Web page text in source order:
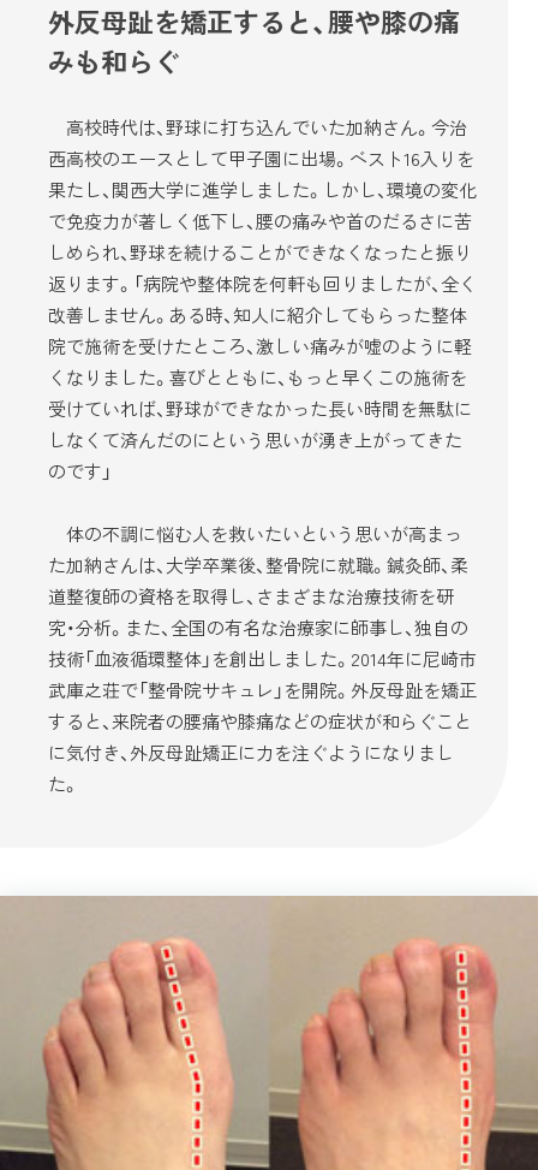
外反母趾を矯正すると、腰や膝の痛
みも和らぐ
高校時代は、野球に打ち込んでいた加納さん。今治
西高校のエースとして甲子園に出場。ベスト16入りを
果たし、関西大学に進学しました。しかし、環境の変化
で免疫力が著しく低下し、腰の痛みや首のだるさに苦
しめられ、野球を続けることができなくなったと振り
返ります。「病院や整体院を何軒も回りましたが、全く
改善しません。ある時、知人に紹介してもらった整体
院で施術を受けたところ、激しい痛みが嘘のように軽
くなりました。喜びとともに、もっと早くこの施術を
受けていれば、野球ができなかった長い時間を無駄に
しなくて済んだのにという思いが湧き上がってきた
のです」
体の不調に悩む人を救いたいという思いが高まっ
た加納さんは、大学卒業後、整骨院に就職。鍼灸師、柔
道整復師の資格を取得し、さまざまな治療技術を研
究・分析。また、全国の有名な治療家に師事し、独自の
技術「血液循環整体」を創出しました。2014年に尼崎市
武庫之荘で「整骨院サキュレ」を開院。外反母趾を矯正
すると、来院者の腰痛や膝痛などの症状が和らぐこと
に気付き、外反母趾矯正に力を注ぐようになりまし
た。